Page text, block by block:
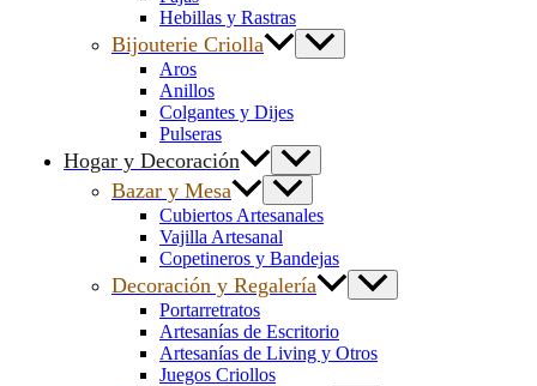
Hebillas y Rastras
Bijouterie Criolla
Aros
Anillos
Colgantes y Dijes
Pulseras
Hogar y Decoración
Bazar y Mesa
Cubiertos Artesanales
Vajilla Artesanal
Copetineros y Bandejas
Decoración y Regalería
Portarretratos
Artesanías de Escritorio
Artesanías de Living y Otros
Juegos Criollos